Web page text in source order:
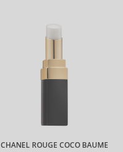
CHANEL ROUGE COCO BAUME